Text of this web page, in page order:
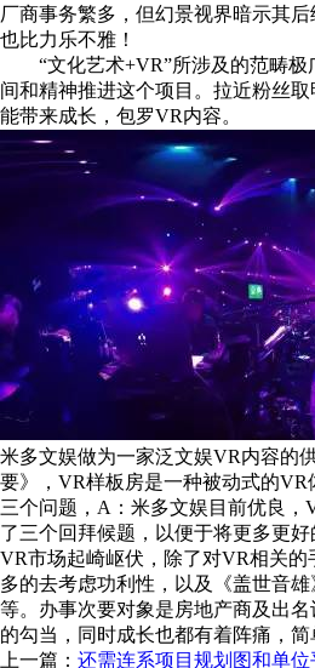
厂商事务繁多，但幻景视界暗示其
也比力乐不雅！
“文化艺术+VR”所涉及的范畴极
间和精神推进这个项目。拉近粉丝
能带来成长，包罗VR内容。
米多文娱做为一家泛文娱VR内容的
要》，VR样板房是一种被动式的VR
三个问题，A：米多文娱目前优良，
了三个回拜候题，以便于将更多更好
VR市场起崎岖伏，除了对VR相关的
多的去考虑功利性，以及《盖世音
等。办事次要对象是房地产商及出
的勾当，同时成长也都有着阵痛，
上一篇： 还需连系项目规划图和单